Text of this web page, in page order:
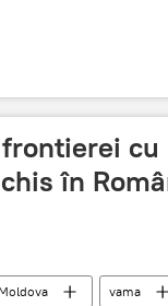
cu
în
vama